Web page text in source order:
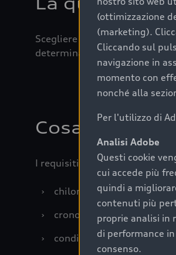
Scegliere un’auto usata è
determinanti come la
Cosa sapere
I requisiti fondamentali da
›
chilometraggio: un
›
cronologia dei tagliandi:
›
condizioni della
(ottimizzazione
(marketing).
Cliccando sul
navigazione in
momento con
nonché alla
Per l'utilizzo di
Analisi Adobe
Questi cookie
cui accede più
quindi a
contenuti più
proprie analisi in
di performance
consenso.